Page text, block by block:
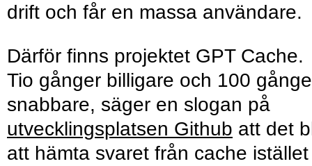
drift och får en massa användare.
Därför finns projektet GPT Cache.
Tio gånger billigare och 100
snabbare, säger en slogan på
utvecklingsplatsen Github att det
att hämta svaret från cache istället